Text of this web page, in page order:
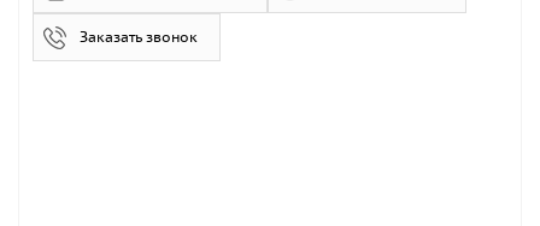
Заказать звонок